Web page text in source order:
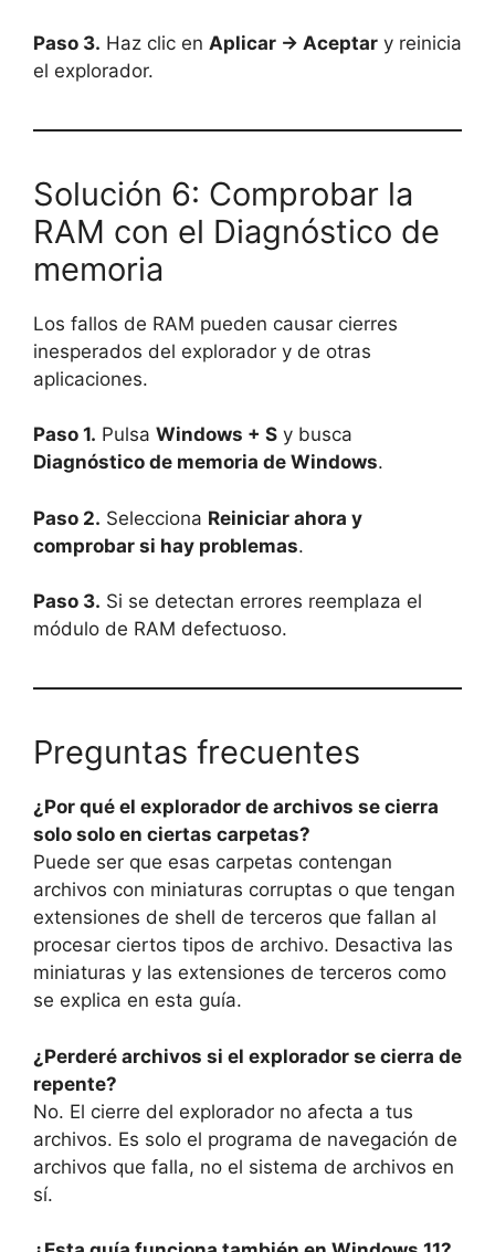
Paso 3. Haz clic en Aplicar → Aceptar y reinicia
el explorador.
Solución 6: Comprobar la
RAM con el Diagnóstico de
memoria
Los fallos de RAM pueden causar cierres
inesperados del explorador y de otras
aplicaciones.
Paso 1. Pulsa Windows + S y busca
Diagnóstico de memoria de Windows.
Paso 2. Selecciona Reiniciar ahora y
comprobar si hay problemas.
Paso 3. Si se detectan errores reemplaza el
módulo de RAM defectuoso.
Preguntas frecuentes
¿Por qué el explorador de archivos se cierra
solo solo en ciertas carpetas?
Puede ser que esas carpetas contengan
archivos con miniaturas corruptas o que tengan
extensiones de shell de terceros que fallan al
procesar ciertos tipos de archivo. Desactiva las
miniaturas y las extensiones de terceros como
se explica en esta guía.
¿Perderé archivos si el explorador se cierra de
repente?
No. El cierre del explorador no afecta a tus
archivos. Es solo el programa de navegación de
archivos que falla, no el sistema de archivos en
sí.